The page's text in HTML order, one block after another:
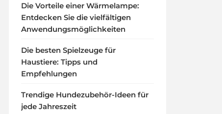
Die Vorteile einer Wärmelampe:
Entdecken Sie die vielfältigen
Anwendungsmöglichkeiten
Die besten Spielzeuge für
Haustiere: Tipps und
Empfehlungen
Trendige Hundezubehör-Ideen für
jede Jahreszeit